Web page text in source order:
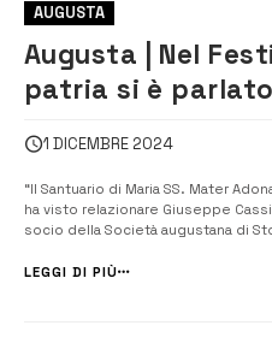
AUGUSTA
Augusta | Nel
patria si è
1 DICEMBRE 2024
“Il Santuario di Maria SS. Mater
ha visto relazionare Giuseppe
socio della Società augustana di
appuntamento del Festival di
LEGGI DI PIÙ